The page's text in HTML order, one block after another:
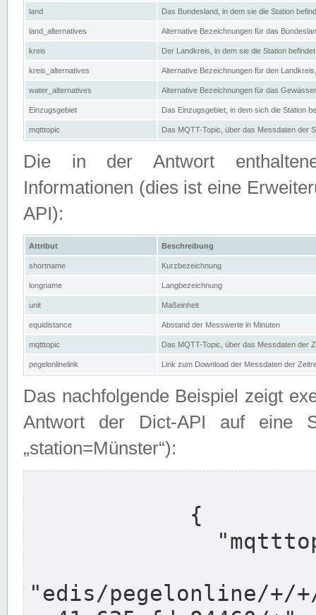
land Das Bundesland, in dem sie die Station
land_alternatives Alternative Bezeichnungen für das
kreis Der Landkreis, in dem sie die Station befindet
kreis_alternatives Alternative Bezeichnungen für den
water_alternatives Alternative Bezeichnungen für das
Einzugsgebiet Das Einzugsgebiet, in dem sich die Station
mqtttopic Das MQTT-Topic, über das Messdaten der
Die in der Antwort
Informationen (dies ist eine
API):
Attribut Beschreibung
shortname Kurzbezeichnung
longname Langbezeichnung
unit Maßeinheit
equidistance Abstand der Messwerte in Minuten
mqtttopic Das MQTT-Topic, über das Messdaten der
pegelonlinelink Link zum Download der Messdaten der
Das nachfolgende Beispiel zeigt
Antwort der Dict-API auf eine
„station=Münster“):
"edis/pegelonline/+/